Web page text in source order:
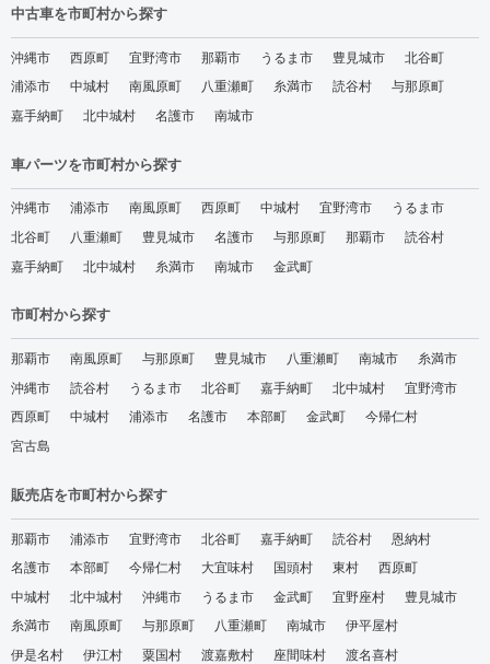
中古車を市町村から探す
沖縄市 西原町 宜野湾市 那覇市 うるま市 豊見城市
北谷町
浦添市
中城村 南風原町 八重瀬町 糸満市 読谷村
与那原町
嘉手納町
北中城村 名護市 南城市
車パーツを市町村から探す
沖縄市 浦添市 南風原町 西原町 中城村 宜野湾市
うるま市
北谷町
八重瀬町 豊見城市 名護市 与那原町 那覇市
読谷村
嘉手納町
北中城村 糸満市 南城市 金武町
市町村から探す
那覇市 南風原町 与那原町 豊見城市 八重瀬町 南城市
糸満市
沖縄市
読谷村 うるま市 北谷町 嘉手納町 北中城村
宜野湾市
西原町
中城村 浦添市 名護市 本部町 金武町
今帰仁村
宮古島
販売店を市町村から探す
那覇市 浦添市 宜野湾市 北谷町 嘉手納町 読谷村
恩納村
名護市
本部町 今帰仁村 大宜味村 国頭村 東村
西原町
中城村
北中城村 沖縄市 うるま市 金武町 宜野座村
豊見城市
糸満市
南風原町 与那原町 八重瀬町 南城市
伊平屋村
伊是名村
伊江村 粟国村 渡嘉敷村 座間味村
渡名喜村